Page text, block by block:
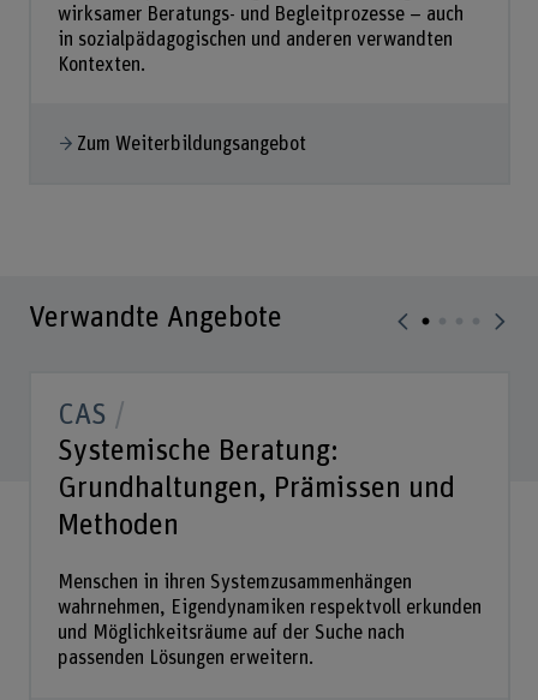
wirksamer Beratungs- und Begleitprozesse – auch
in sozialpädagogischen und anderen verwandten
Kontexten.
Zum Weiterbildungsangebot
Verwandte Angebote
CAS
Systemische Beratung:
Grundhaltungen, Prämissen und
Methoden
Menschen in ihren Systemzusammenhängen
wahrnehmen, Eigendynamiken respektvoll erkunden
und Möglichkeitsräume auf der Suche nach
passenden Lösungen erweitern.